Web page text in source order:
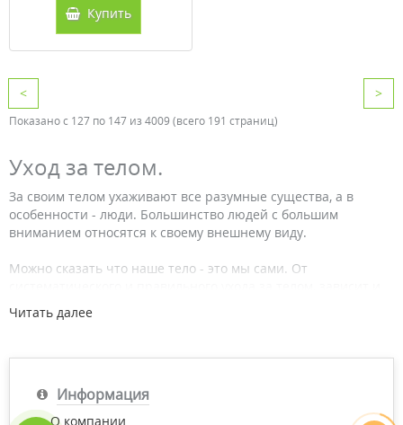
Купить
< >
Показано с 127 по 147 из 4009 (всего 191 страниц)
Уход за телом.
За своим телом ухаживают все разумные существа, а в
особенности - люди. Большинство людей с большим
вниманием относятся к своему внешнему виду.
Можно сказать что наше тело - это мы сами. От
наша молодость, и привлекательность. Особенно это важно
для женщин, которые всегда стремились к совершенству.
телом зависит и наше с вами здоровье. Площадь нашей
представьте себе, 2-мя миллионами потовых желез, функции
которых впечатляют. Тут и выделение пота, и насыщение
Читать далее
Информация
О компании